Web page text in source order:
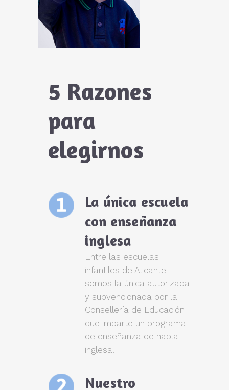
5 Razones
para
elegirnos
La única escuela
con enseñanza
inglesa
Entre las escuelas
infantiles de Alicante
somos la única autorizada
y subvencionada por la
Consellería de Educación
que imparte un programa
de enseñanza de habla
inglesa.
Nuestro